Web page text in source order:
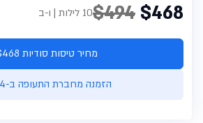
$468
$49410 לילות | ו-ב
מחיר טיסות סודיות $468
הזמנה מחברת התעופה ב-$494